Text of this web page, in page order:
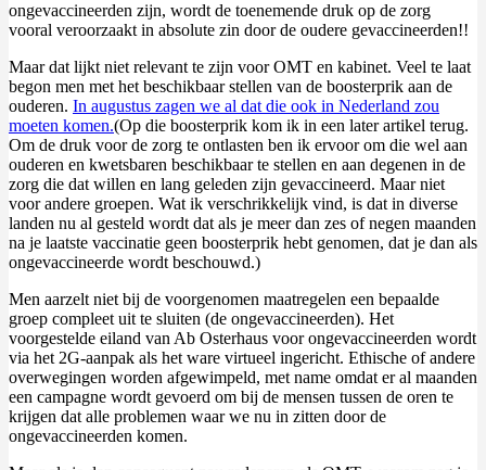
ongevaccineerden zijn, wordt de toenemende druk op de zorg
vooral veroorzaakt in absolute zin door de oudere gevaccineerden!!
Maar dat lijkt niet relevant te zijn voor OMT en kabinet. Veel te laat
begon men met het beschikbaar stellen van de boosterprik aan de
ouderen. In augustus zagen we al dat die ook in Nederland zou
moeten komen.(Op die boosterprik kom ik in een later artikel terug.
Om de druk voor de zorg te ontlasten ben ik ervoor om die wel aan
ouderen en kwetsbaren beschikbaar te stellen en aan degenen in de
zorg die dat willen en lang geleden zijn gevaccineerd. Maar niet
voor andere groepen. Wat ik verschrikkelijk vind, is dat in diverse
landen nu al gesteld wordt dat als je meer dan zes of negen maanden
na je laatste vaccinatie geen boosterprik hebt genomen, dat je dan als
ongevaccineerde wordt beschouwd.)
Men aarzelt niet bij de voorgenomen maatregelen een bepaalde
groep compleet uit te sluiten (de ongevaccineerden). Het
voorgestelde eiland van Ab Osterhaus voor ongevaccineerden wordt
via het 2G-aanpak als het ware virtueel ingericht. Ethische of andere
overwegingen worden afgewimpeld, met name omdat er al maanden
een campagne wordt gevoerd om bij de mensen tussen de oren te
krijgen dat alle problemen waar we nu in zitten door de
ongevaccineerden komen.